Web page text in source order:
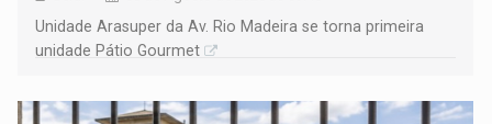
Unidade Arasuper da Av. Rio Madeira se torna primeira
unidade Pátio Gourmet